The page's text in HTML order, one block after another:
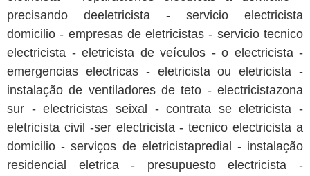
precisando deeletricista - servicio electricista
domicilio - empresas de eletricistas - servicio tecnico
electricista - eletricista de veículos - o electricista -
emergencias electricas - eletricista ou eletricista -
instalação de ventiladores de teto - electricistazona
sur - electricistas seixal - contrata se eletricista -
eletricista civil -ser electricista - tecnico electricista a
domicilio - serviços de eletricistapredial - instalação
residencial eletrica - presupuesto electricista -